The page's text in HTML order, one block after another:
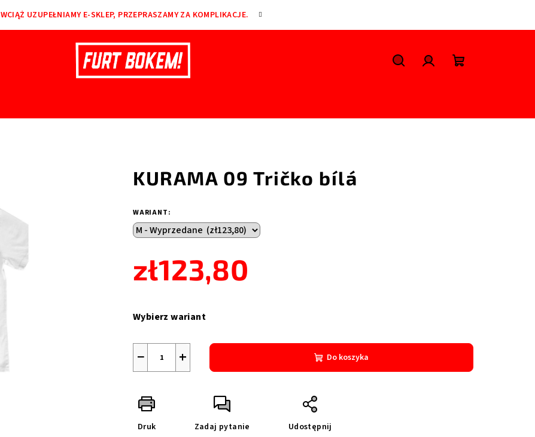
WCIĄŻ UZUPEŁNIAMY E-SKLEP, PRZEPRASZAMY ZA KOMPLIKACJE.
KURAMA 09 Tričko bílá
WARIANT:
zł123,80
jednostkowa:
Wybierz wariant
+
− Do koszyka
Druk Zadaj pytanie Udostępnij